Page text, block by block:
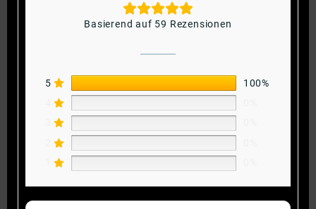
Basierend auf 59 Rezensionen
5
100%